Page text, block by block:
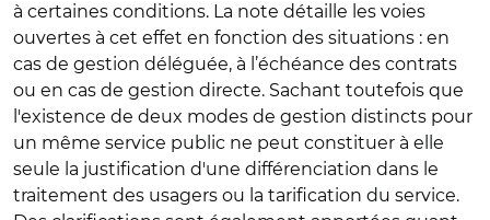
à certaines conditions. La note détaille les voies
ouvertes à cet effet en fonction des situations : en
cas de gestion déléguée, à l’échéance des contrats
ou en cas de gestion directe. Sachant toutefois que
l'existence de deux modes de gestion distincts pour
un même service public ne peut constituer à elle
seule la justification d'une différenciation dans le
traitement des usagers ou la tarification du service.